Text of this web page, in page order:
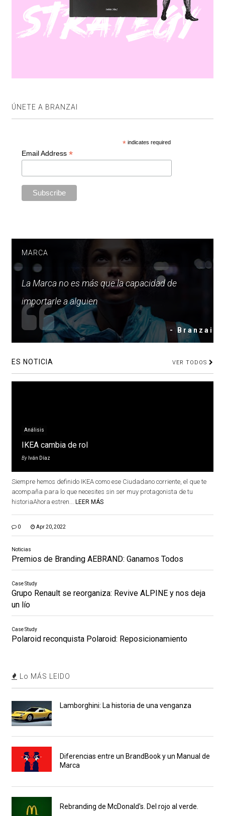
ÚNETE A BRANZAI
* indicates required
Email Address *
MARCA
La Marca no es más que la capacidad de
importarle a alguien
- Branzai
ES NOTICIA VER TODOS
Análisis
IKEA cambia de rol
By Iván Díaz
Siempre hemos definido IKEA como ese Ciudadano corriente, el que te
acompaña para lo que necesites sin ser muy protagonista de tu
historiaAhora estren... LEER MÁS
0 Apr 20, 2022
Noticias
Premios de Branding AEBRAND: Ganamos Todos
Case Study
Grupo Renault se reorganiza: Revive ALPINE y nos deja
un lío
Case Study
Polaroid reconquista Polaroid: Reposicionamiento
Lo MÁS LEIDO
Lamborghini: La historia de una venganza
Diferencias entre un BrandBook y un Manual de
Marca
Rebranding de McDonald's. Del rojo al verde.